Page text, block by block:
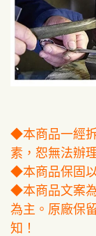
◆本商品一經
素，恕無法辦
◆本商品保固
◆本商品文案
為主。原廠保
知！